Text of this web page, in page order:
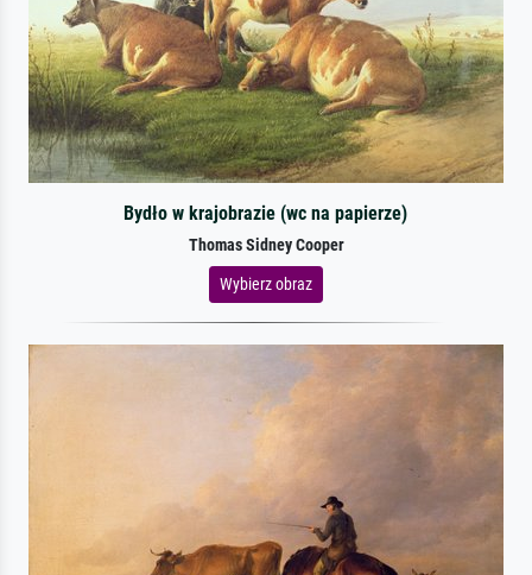
Bydło w krajobrazie (wc na papierze)
Thomas Sidney Cooper
Wybierz obraz